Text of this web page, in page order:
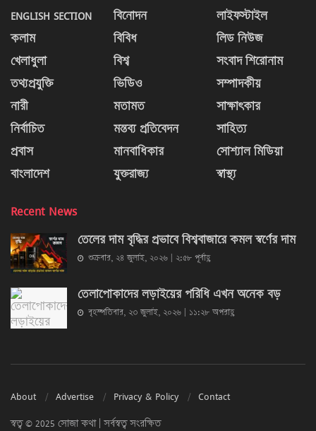
ENGLISH SECTION
কলাম
খেলাধুলা
তথ্যপ্রযুক্তি
নারী
নির্বাচিত
প্রবাস
বাংলাদেশ
বিনোদন
বিবিধ
বিশ্ব
ভিডিও
মতামত
মন্তব্য প্রতিবেদন
মানবাধিকার
যুক্তরাজ্য
লাইফস্টাইল
লিড নিউজ
সংবাদ শিরোনাম
সম্পাদকীয়
সাক্ষাৎকার
সাহিত্য
সোশ্যাল মিডিয়া
স্বাস্থ্য
Recent News
তেলের দাম বৃদ্ধির প্রভাবে বিশ্ববাজারে কমল স্বর্ণের দাম
শুক্রবার, ২৪ জুলাই, ২০২৬ | ২:৫৮ পূর্বাহ্ণ
তেলাপোকাদের লড়াইয়ের পরিধি এখন অনেক বড়
বৃহস্পতিবার, ২৩ জুলাই, ২০২৬ | ১১:২৮ অপরাহ্ণ
About Advertise Privacy & Policy Contact
স্বত্ব © 2025 সোজা কথা | সর্বস্বত্ব সংরক্ষিত